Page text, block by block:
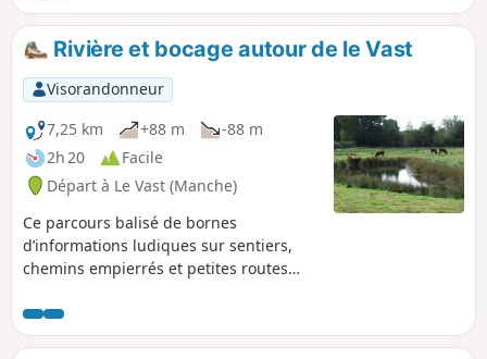
« chasses ».
Rivière et bocage autour de le Vast
Visorandonneur
7,25 km
+88 m
-88 m
2h 20
Facile
Départ à Le Vast (Manche)
Ce parcours balisé de bornes
d’informations ludiques sur sentiers,
chemins empierrés et petites routes
historique et naturel de cette commune
traversée par la Rivière la Saire.Ce